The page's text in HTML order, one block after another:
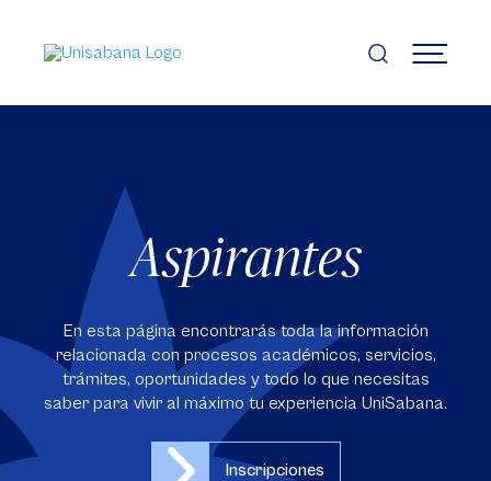
contenido
principal
MENÚ
Aspirantes
En esta página encontrarás toda la información
relacionada con procesos académicos, servicios,
trámites, oportunidades y todo lo que necesitas
saber para vivir al máximo tu experiencia UniSabana.
Inscripciones